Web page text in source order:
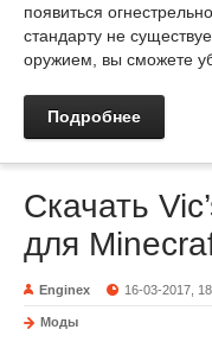
появиться
стандарту не
оружием, вы сможете
Подробнее
Скачать
для
Enginex 16-03-2017,
Моды